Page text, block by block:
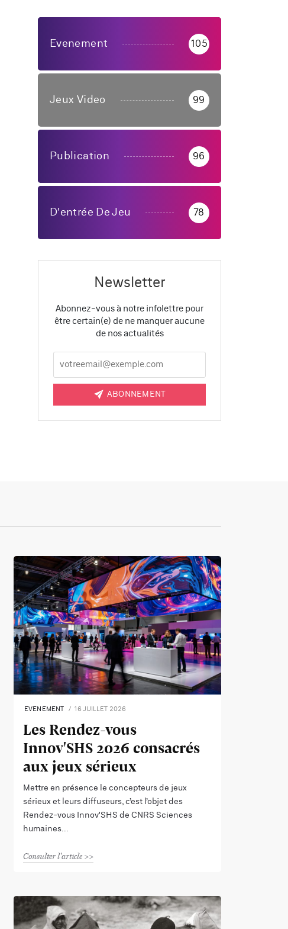
Evenement 105
Jeux Video 99
Publication 96
D'entrée De Jeu 78
Newsletter
Abonnez-vous à notre infolettre pour
être certain(e) de ne manquer aucune
de nos actualités
ABONNEMENT
EVENEMENT 16 JUILLET 2026
Les Rendez-vous
Innov'SHS 2026 consacrés
aux jeux sérieux
Mettre en présence le concepteurs de jeux
sérieux et leurs diffuseurs, c’est l’objet des
Rendez-vous Innov'SHS de CNRS Sciences
humaines
Consulter l'article